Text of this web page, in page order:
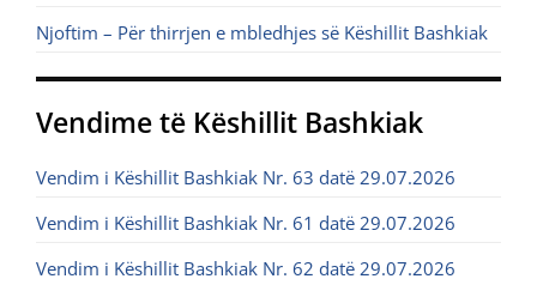
Njoftim – Për thirrjen e mbledhjes së Këshillit Bashkiak
Vendime të Këshillit Bashkiak
Vendim i Këshillit Bashkiak Nr. 63 datë 29.07.2026
Vendim i Këshillit Bashkiak Nr. 61 datë 29.07.2026
Vendim i Këshillit Bashkiak Nr. 62 datë 29.07.2026